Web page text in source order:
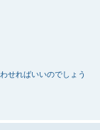
せればいいのでしょう